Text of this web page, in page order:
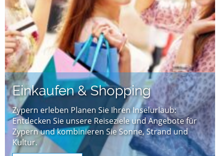
Einkaufen & Shopping
Zypern erleben Planen Sie Ihren Inselurlaub:
Entdecken Sie unsere Reiseziele und Angebote für
Zypern und kombinieren Sie Sonne, Strand und
Kultur.